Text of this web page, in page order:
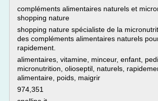
compléments alimentaires naturels et
shopping nature
shopping nature spécialiste de la
des compléments alimentaires naturels
rapidement.
alimentaires, vitamine, minceur, enfant,
micronutrition, olioseptil, naturels,
alimentaire, poids, maigrir
974,351